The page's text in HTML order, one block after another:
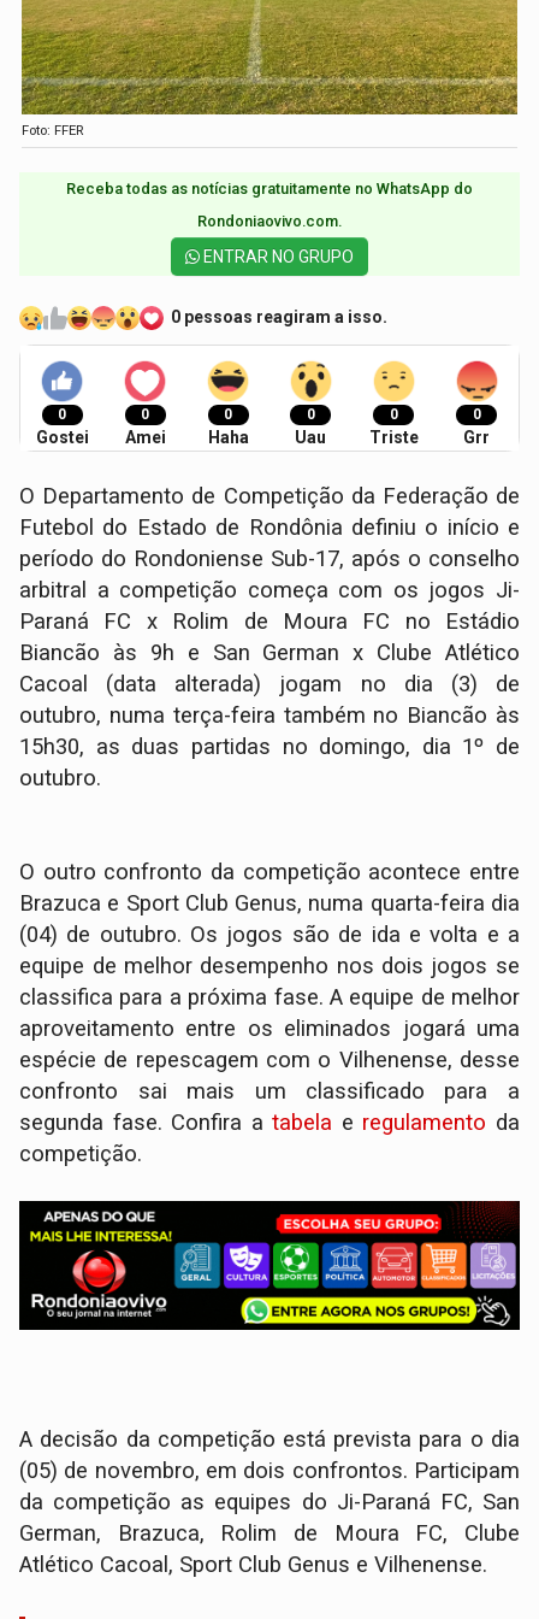
Foto: FFER
Receba todas as notícias gratuitamente no WhatsApp do
Rondoniaovivo.com.​
ENTRAR NO GRUPO
0 pessoas reagiram a isso.
0
Gostei
0
Amei
0
Haha
0
Uau
0
Triste
0
Grr
O Departamento de Competição da Federação de
Futebol do Estado de Rondônia definiu o início e
período do Rondoniense Sub-17, após o conselho
arbitral a competição começa com os jogos Ji-
Paraná FC x Rolim de Moura FC no Estádio
Biancão às 9h e San German x Clube Atlético
Cacoal (data alterada) jogam no dia (3) de
outubro, numa terça-feira também no Biancão às
15h30, as duas partidas no domingo, dia 1º de
outubro.
O outro confronto da competição acontece entre
Brazuca e Sport Club Genus, numa quarta-feira dia
(04) de outubro. Os jogos são de ida e volta e a
equipe de melhor desempenho nos dois jogos se
classifica para a próxima fase. A equipe de melhor
aproveitamento entre os eliminados jogará uma
espécie de repescagem com o Vilhenense, desse
confronto sai mais um classificado para a
segunda fase. Confira atabela e regulamento da
competição.
A decisão da competição está prevista para o dia
(05) de novembro, em dois confrontos. Participam
da competição as equipes do Ji-Paraná FC, San
German, Brazuca, Rolim de Moura FC, Clube
Atlético Cacoal, Sport Club Genus e Vilhenense.